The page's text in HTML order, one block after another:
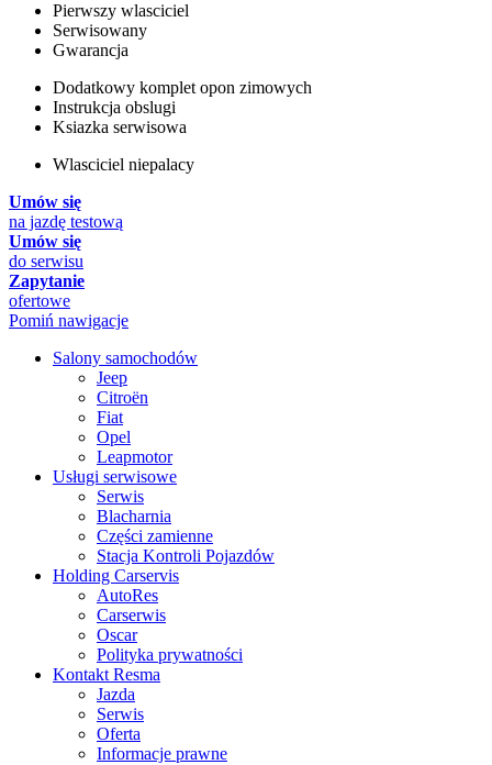
Pierwszy wlasciciel
Serwisowany
Gwarancja
Dodatkowy komplet opon zimowych
Instrukcja obslugi
Ksiazka serwisowa
Wlasciciel niepalacy
Umów się
na jazdę testową
Umów się
do serwisu
Zapytanie
ofertowe
Pomiń nawigacje
Salony samochodów
Jeep
Citroën
Fiat
Opel
Leapmotor
Usługi serwisowe
Serwis
Blacharnia
Części zamienne
Stacja Kontroli Pojazdów
Holding Carservis
AutoRes
Carserwis
Oscar
Polityka prywatności
Kontakt Resma
Jazda
Serwis
Oferta
Informacje prawne